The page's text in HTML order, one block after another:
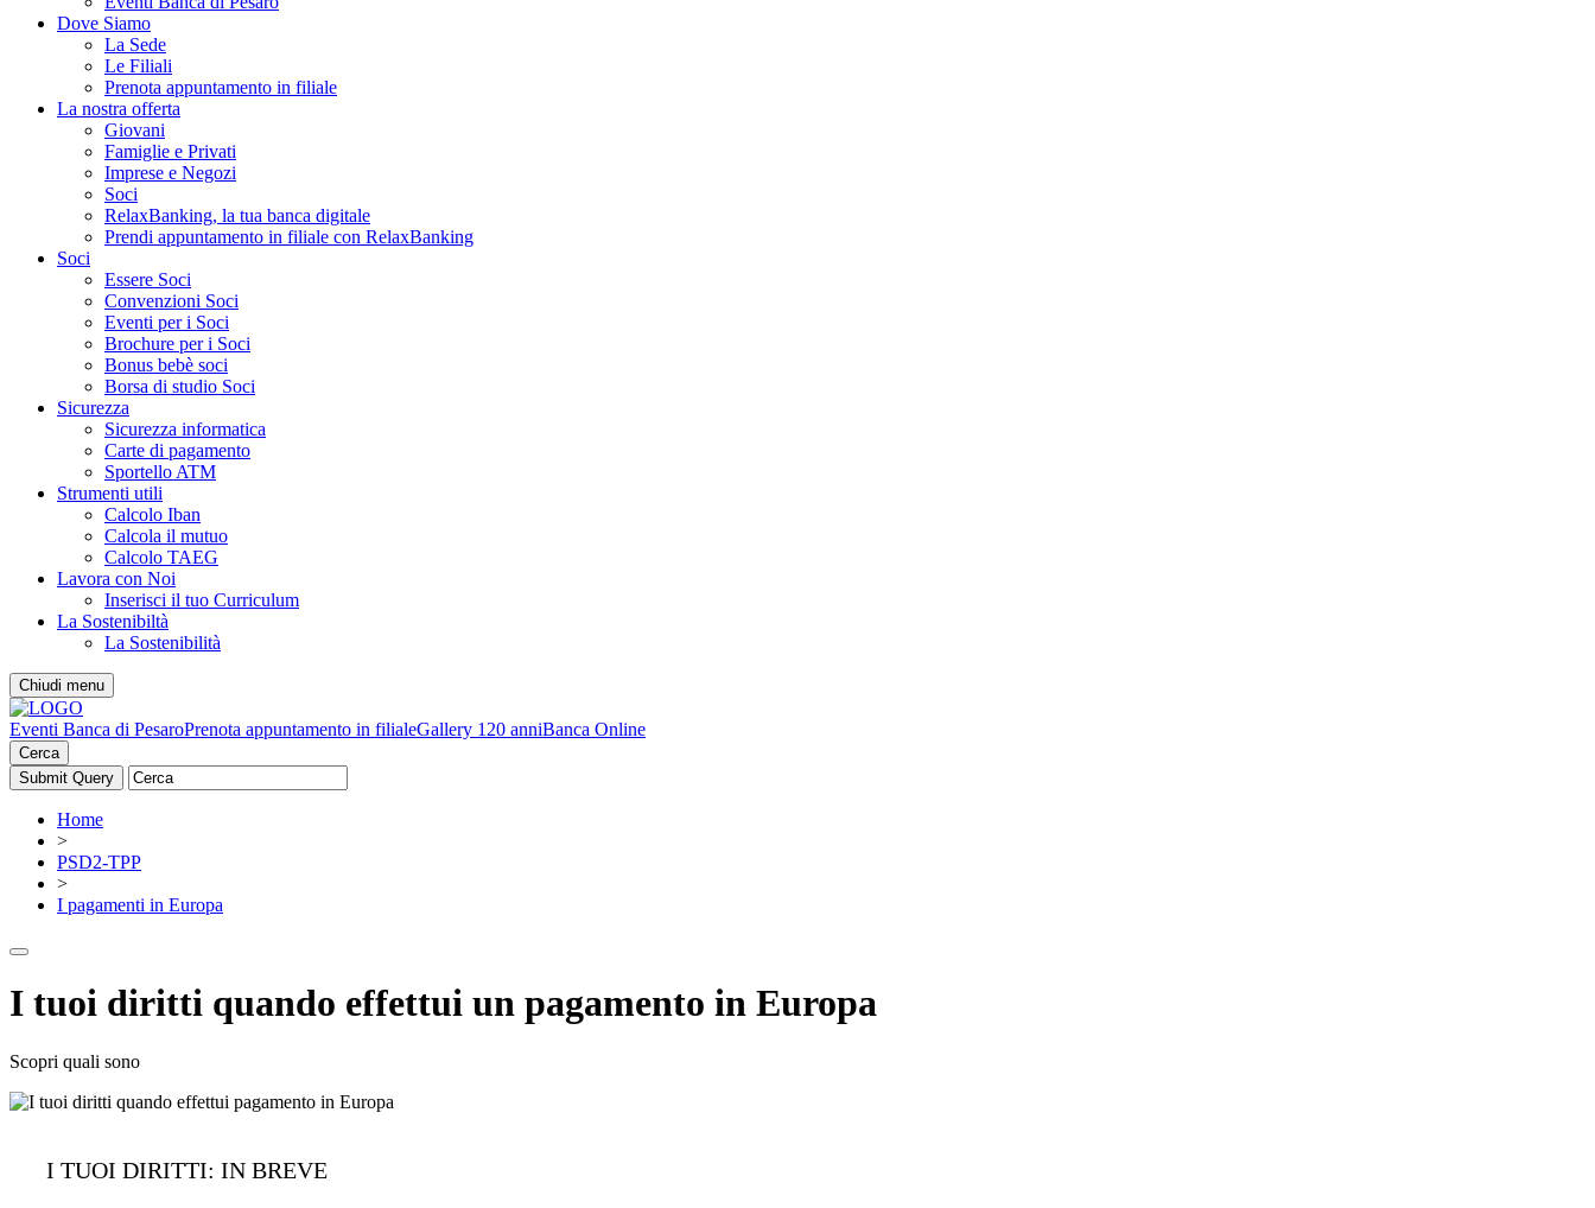
Dove Siamo
La Sede
Le Filiali
Prenota appuntamento in filiale
La nostra offerta
Giovani
Famiglie e Privati
Imprese e Negozi
Soci
RelaxBanking, la tua banca digitale
Prendi appuntamento in filiale con RelaxBanking
Soci
Essere Soci
Convenzioni Soci
Eventi per i Soci
Brochure per i Soci
Bonus bebè soci
Borsa di studio Soci
Sicurezza
Sicurezza informatica
Carte di pagamento
Sportello ATM
Strumenti utili
Calcolo Iban
Calcola il mutuo
Calcolo TAEG
Lavora con Noi
Inserisci il tuo Curriculum
La Sostenibiltà
La Sostenibilità
Chiudi menu
Eventi Banca di PesaroPrenota appuntamento in filialeGallery 120 anniBanca Online
Cerca
Home
>
PSD2-TPP
>
I pagamenti in Europa
I tuoi diritti quando effettui un pagamento in Europa
Scopri quali sono
I TUOI DIRITTI: IN BREVE